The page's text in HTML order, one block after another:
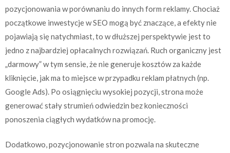
pozycjonowania w porównaniu do innych form reklamy. Chociaż
początkowe inwestycje w SEO mogą być znaczące, a efekty nie
pojawiają się natychmiast, to w dłuższej perspektywie jest to
jedno z najbardziej opłacalnych rozwiązań. Ruch organiczny jest
„darmowy” w tym sensie, że nie generuje kosztów za każde
kliknięcie, jak ma to miejsce w przypadku reklam płatnych (np.
Google Ads). Po osiągnięciu wysokiej pozycji, strona może
generować stały strumień odwiedzin bez konieczności
ponoszenia ciągłych wydatków na promocję.
Dodatkowo, pozycjonowanie stron pozwala na skuteczne